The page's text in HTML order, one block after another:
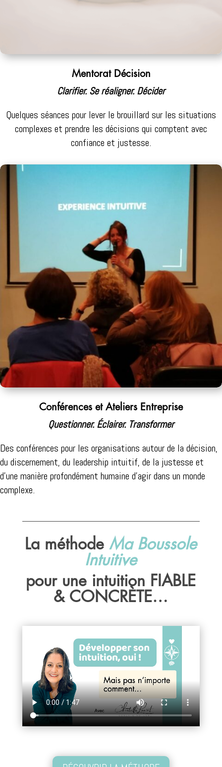
Mentorat Décision
Clarifier. Se réaligner. Décider
Quelques séances pour lever le brouillard sur les situations
complexes et prendre les décisions qui comptent avec
confiance et justesse.
Conférences et Ateliers Entreprise
Questionner. Éclairer. Transformer
Des conférences pour les organisations autour de la décision,
du discernement, du leadership intuitif, de la justesse et
d’une manière profondément humaine d’agir dans un monde
complexe.
La méthode Ma Boussole
Intuitive
pour une intuition FIABLE
& CONCRÈTE…